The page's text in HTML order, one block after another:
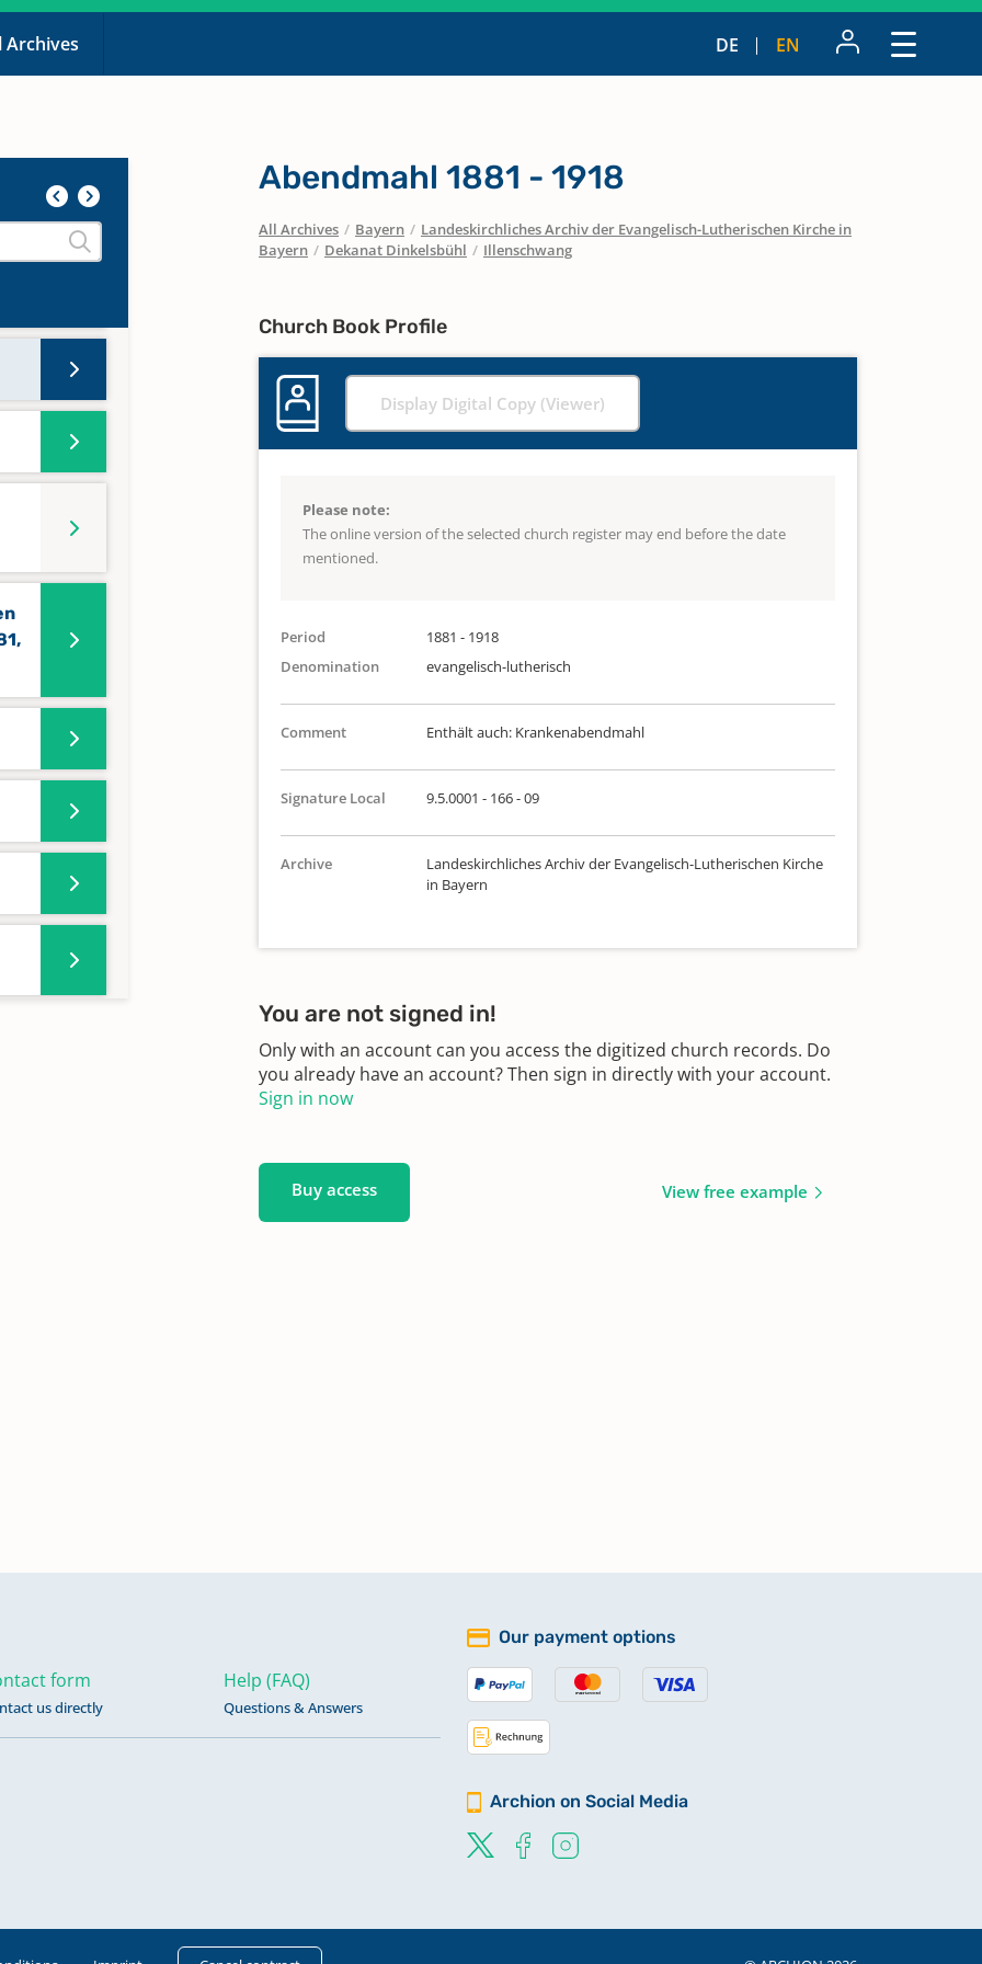
Archives DE EN
-
-
Abendmahl 1881 - 1918
All Archives / Bayern / Landeskirchliches Archiv der Evangelisch-Lutherischen Kirche in
Bayern / Dekanat Dinkelsbühl / Illenschwang
Church Book Profile
Display Digital Copy (Viewer)
Please note:
The online version of the selected church register may end before the date
mentioned.
Period
1881 - 1918
Denomination
evangelisch-lutherisch
Comment Enthält auch: Krankenabendmahl
Signature Local 9.5.0001 - 166 - 09
Archive
Landeskirchliches Archiv der Evangelisch-Lutherischen Kirche
in Bayern
You are not signed in!
Only with an account can you access the digitized church records. Do
you already have an account? Then sign in directly with your account.
Sign in now
Buy access View free example
form
us directly
Help (FAQ)
Questions & Answers
Our payment options
Archion on Social Media